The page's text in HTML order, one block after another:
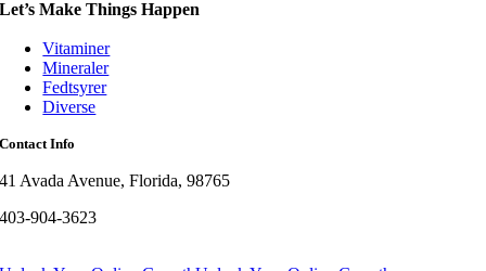
Let’s Make Things Happen
Vitaminer
Mineraler
Fedtsyrer
Diverse
Contact Info
41 Avada Avenue, Florida, 98765
403-904-3623